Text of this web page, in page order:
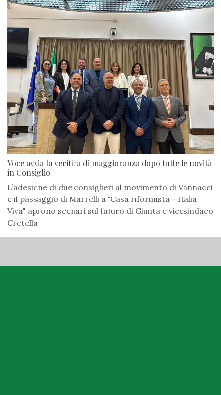
Voce avvia la verifica di maggioranza dopo tutte le novità
in Consiglio
L’adesione di due consiglieri al movimento di Vannacci
e il passaggio di Marrelli a "Casa riformista - Italia
Viva" aprono scenari sul futuro di Giunta e vicesindaco
Cretella